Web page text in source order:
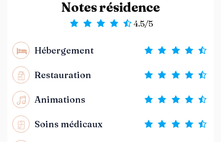
Notes résidence
4.5/5
Hébergement
Restauration
Animations
Soins médicaux